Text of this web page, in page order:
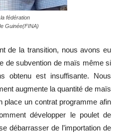
fédération
Guinée(FINA)
de la transition, nous avons eu
de subvention de maïs même si
obtenu est insuffisante. Nous
augmente la quantité de maïs
place un contrat programme afin
développer le poulet de
débarrasser de l’importation de